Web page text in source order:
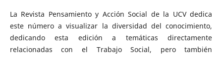
La Revista Pensamiento y Acción Social de la UCV dedica
este número a visualizar la diversidad del conocimiento,
dedicando esta edición a temáticas directamente
relacionadas con el Trabajo Social, pero también